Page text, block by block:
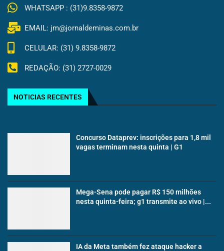
WHATSAPP : (31)9.8358-9872
EMAIL: jm@jornaldeminas.com.br
CELULAR: (31) 9.8358-9872
REDAÇÃO: (31) 2727-0029
NOTICIAS RECENTES
Concurso Dataprev: inscrições para 1,8 mil
vagas terminam nesta quinta | G1
Mega-Sena pode pagar R$ 150 milhões
nesta quinta-feira; g1 transmite ao vivo |...
IA da Meta também fez ataque hacker a